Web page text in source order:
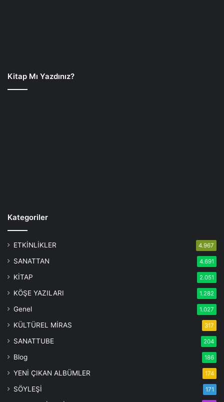
Kitap Mı Yazdınız?
Kategoriler
ETKİNLİKLER 4.967
SANATTAN 4.691
KİTAP 2.051
KÖŞE YAZILARI 1.282
Genel 1.027
KÜLTÜREL MİRAS 317
SANATTUBE 204
Blog 186
YENİ ÇIKAN ALBÜMLER 174
SÖYLEŞİ 171